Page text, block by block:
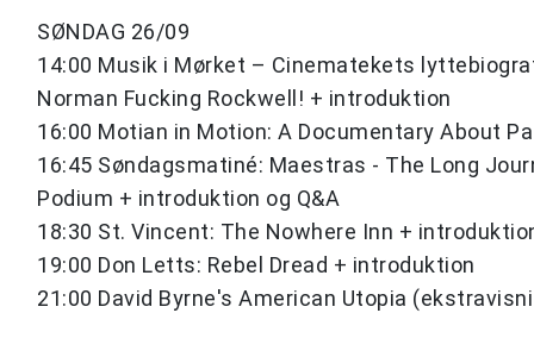
SØNDAG 26/09
14:00 Musik i Mørket – Cinematekets
Norman Fucking Rockwell! + introduktion
16:00 Motian in Motion: A Documentary About
16:45 Søndagsmatiné: Maestras - The Long
Podium + introduktion og Q&A
18:30 St. Vincent: The Nowhere Inn +
19:00 Don Letts: Rebel Dread + introduktion
21:00 David Byrne's American Utopia